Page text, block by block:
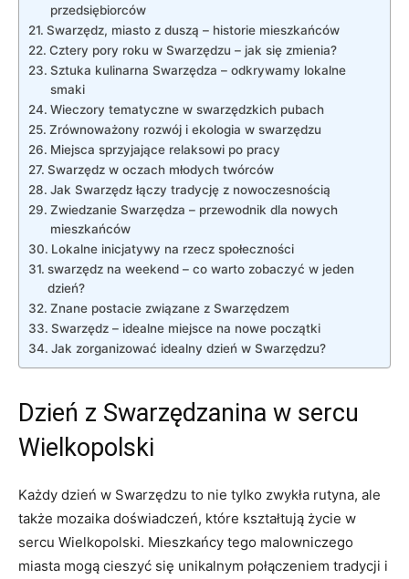
przedsiębiorców
Swarzędz, miasto z duszą – historie mieszkańców
Cztery pory roku w Swarzędzu – jak się zmienia?
Sztuka kulinarna Swarzędza – odkrywamy lokalne
smaki
Wieczory tematyczne w swarzędzkich pubach
Zrównoważony rozwój i ekologia w swarzędzu
Miejsca sprzyjające relaksowi po pracy
Swarzędz w oczach młodych twórców
Jak Swarzędz łączy tradycję z nowoczesnością
Zwiedzanie Swarzędza – przewodnik dla nowych
mieszkańców
Lokalne inicjatywy na rzecz społeczności
swarzędz na weekend – co warto zobaczyć w jeden
dzień?
Znane postacie związane z Swarzędzem
Swarzędz – idealne miejsce na nowe początki
Jak zorganizować idealny dzień w Swarzędzu?
Dzień z Swarzędzanina w sercu
Wielkopolski
Każdy dzień w Swarzędzu to nie tylko zwykła rutyna, ale
także mozaika doświadczeń, które kształtują życie w
sercu Wielkopolski. Mieszkańcy tego malowniczego
miasta mogą cieszyć się unikalnym połączeniem tradycji i